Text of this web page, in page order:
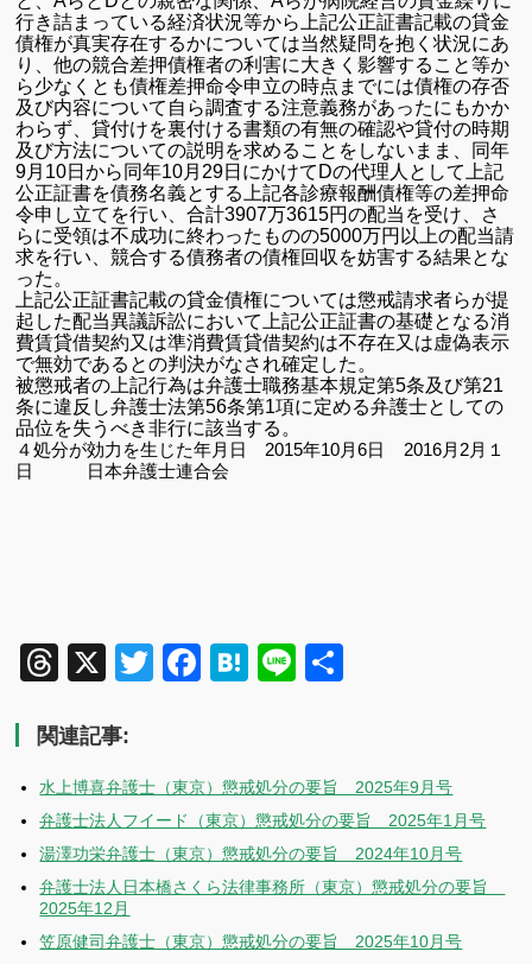
行き詰まっている経済状況等から上記公正証書記載の貸金
債権が真実存在するかについては当然疑問を抱く状況にあ
り、他の競合差押債権者の利害に大きく影響すること等か
ら少なくとも債権差押命令申立の時点までには債権の存否
及び内容について自ら調査する注意義務があったにもかか
わらず、貸付けを裏付ける書類の有無の確認や貸付の時期
及び方法についての説明を求めることをしないまま、同年
9月10日から同年10月29日にかけてDの代理人として上記
公正証書を債務名義とする上記各診療報酬債権等の差押命
令申し立てを行い、合計3907万3615円の配当を受け、さ
らに受領は不成功に終わったものの5000万円以上の配当請
求を行い、競合する債務者の債権回収を妨害する結果とな
った。
上記公正証書記載の貸金債権については懲戒請求者らが提
起した配当異議訴訟において上記公正証書の基礎となる消
費賃貸借契約又は準消費賃貸借契約は不存在又は虚偽表示
で無効であるとの判決がなされ確定した。
被懲戒者の上記行為は弁護士職務基本規定第5条及び第21
条に違反し弁護士法第56条第1項に定める弁護士としての
品位を失うべき非行に該当する。
４処分が効力を生じた年月日 2015年10月6日 2016月 2月１
日 日本弁護士連合会
Threads
X TwitterFacebook
Hatena
Line
関連記事:
水上博喜弁護士（東京）懲戒処分の要旨 2025年9月号
弁護士法人フイード（東京）懲戒処分の要旨 2025年1月号
湯澤功栄弁護士（東京）懲戒処分の要旨 2024年10月号
弁護士法人日本橋さくら法律事務所（東京）懲戒処分の要旨
2025年12月
笠原健司弁護士（東京）懲戒処分の要旨 2025年10月号